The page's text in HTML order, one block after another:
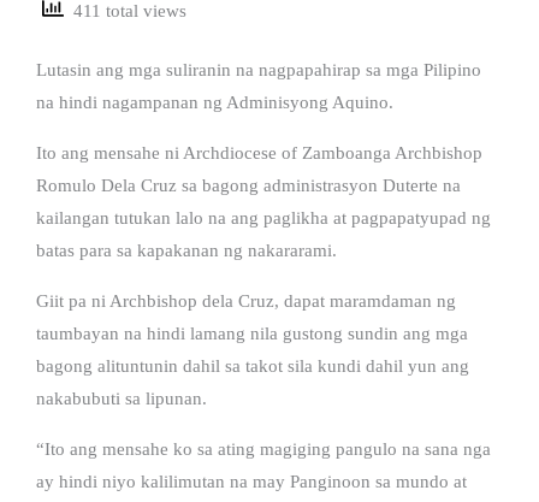
411 total views
Lutasin ang mga suliranin na nagpapahirap sa mga Pilipino
na hindi nagampanan ng Adminisyong Aquino.
Ito ang mensahe ni Archdiocese of Zamboanga Archbishop
Romulo Dela Cruz sa bagong administrasyon Duterte na
kailangan tutukan lalo na ang paglikha at pagpapatyupad ng
batas para sa kapakanan ng nakararami.
Giit pa ni Archbishop dela Cruz, dapat maramdaman ng
taumbayan na hindi lamang nila gustong sundin ang mga
bagong alituntunin dahil sa takot sila kundi dahil yun ang
nakabubuti sa lipunan.
“Ito ang mensahe ko sa ating magiging pangulo na sana nga
ay hindi niyo kalilimutan na may Panginoon sa mundo at